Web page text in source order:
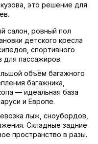
это решение для
салон, ровный пол
детского кресла
спортивного
для пассажиров.
объём багажного
багажника,
— идеальная база
и Европе.
лыж, сноубордов,
Складные задние
пространство в разы.